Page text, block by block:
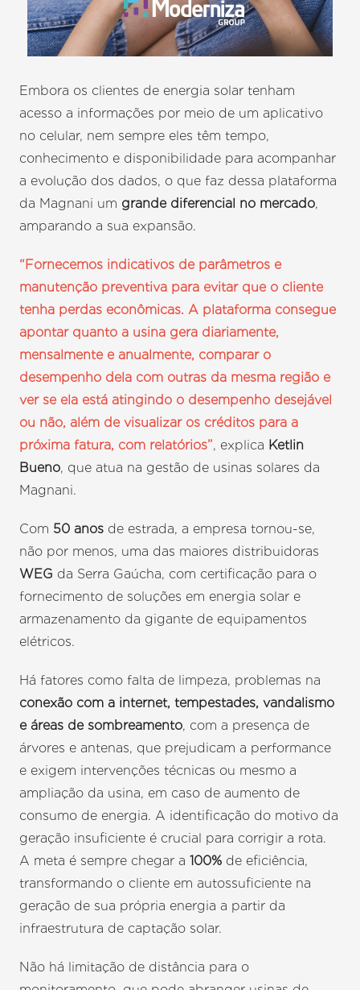
Embora os clientes de energia solar tenham
acesso a informações por meio de um aplicativo
no celular, nem sempre eles têm tempo,
conhecimento e disponibilidade para acompanhar
a evolução dos dados, o que faz dessa plataforma
da Magnani um grande diferencial no mercado,
amparando a sua expansão.
“Fornecemos indicativos de parâmetros e
manutenção preventiva para evitar que o cliente
tenha perdas econômicas. A plataforma consegue
apontar quanto a usina gera diariamente,
mensalmente e anualmente, comparar o
desempenho dela com outras da mesma região e
ver se ela está atingindo o desempenho desejável
ou não, além de visualizar os créditos para a
próxima fatura, com relatórios”, explica Ketlin
Bueno, que atua na gestão de usinas solares da
Magnani.
Com 50 anos de estrada, a empresa tornou-se,
não por menos, uma das maiores distribuidoras
WEG da Serra Gaúcha, com certificação para o
fornecimento de soluções em energia solar e
armazenamento da gigante de equipamentos
elétricos.
Há fatores como falta de limpeza, problemas na
conexão com a internet, tempestades, vandalismo
e áreas de sombreamento, com a presença de
árvores e antenas, que prejudicam a performance
e exigem intervenções técnicas ou mesmo a
ampliação da usina, em caso de aumento de
consumo de energia. A identificação do motivo da
geração insuficiente é crucial para corrigir a rota.
A meta é sempre chegar a100% de eficiência,
transformando o cliente em autossuficiente na
geração de sua própria energia a partir da
infraestrutura de captação solar.
Não há limitação de distância para o